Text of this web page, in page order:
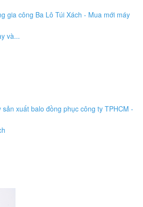
gia công Ba Lô Túi Xách - Mua mới máy
và...
sản xuất balo đồng phục công ty TPHCM -